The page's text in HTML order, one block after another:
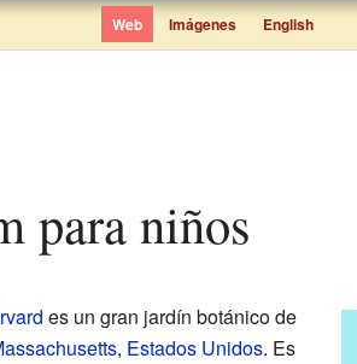
Web Imágenes English
para niños
es un gran jardín botánico de
, Estados Unidos. Es